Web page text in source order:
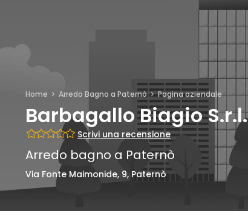
Home Arredo Bagno a Paternò Pagina aziendale
Barbagallo Biagio S.r.l.
Scrivi una recensione
Arredo bagno a Paternò
Via Fonte Maimonide, 9, Paternò